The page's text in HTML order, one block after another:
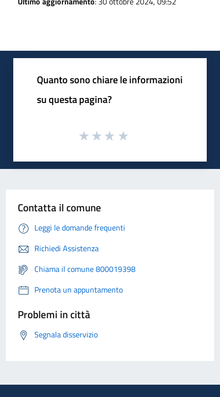
Quanto sono chiare le informazioni
su questa pagina?
Contatta il comune
Leggi le domande frequenti
Richiedi Assistenza
Chiama il comune 800019398
Prenota un appuntamento
Problemi in città
Segnala disservizio